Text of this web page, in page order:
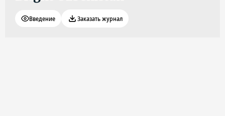
Введение Заказать журнал